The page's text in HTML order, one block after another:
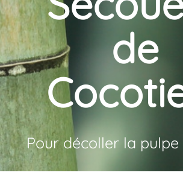
de
Pour décoller la pulpe